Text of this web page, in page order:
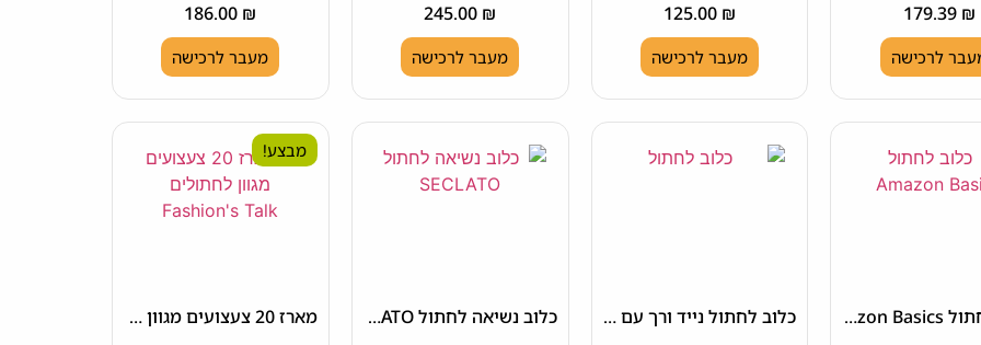
₪
179.39
לרכישה
₪
125.00
מעבר לרכישה
₪
מעבר לרכישה
₪
מעבר לרכישה
כלוב לחתול Amazon Basics
כלוב לחתול נייד ורך עם 4 דלתות
כלוב נשיאה לחתול SECLATO
מבצע!
מארז 20 צעצועים מגוון לחתולים Fashion's Talk